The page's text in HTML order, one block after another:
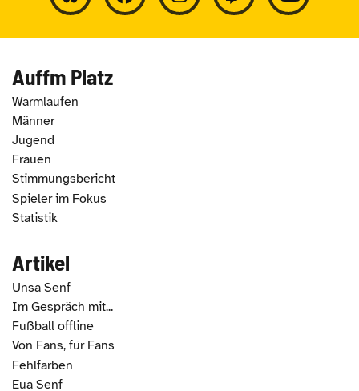
Auffm Platz
Warmlaufen
Männer
Jugend
Frauen
Stimmungsbericht
Spieler im Fokus
Statistik
Artikel
Unsa Senf
Im Gespräch mit...
Fußball offline
Von Fans, für Fans
Fehlfarben
Eua Senf